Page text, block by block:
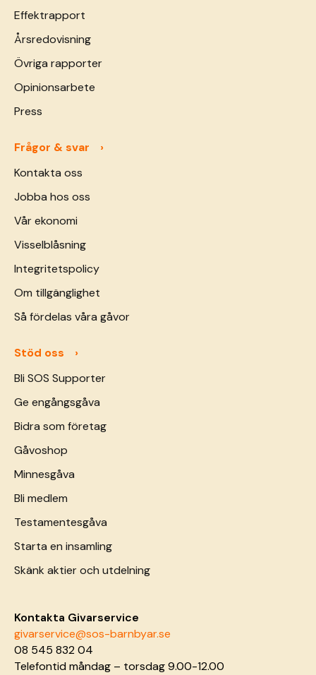
Effektrapport
Årsredovisning
Övriga rapporter
Opinionsarbete
Press
Frågor & svar
Kontakta oss
Jobba hos oss
Vår ekonomi
Visselblåsning
Integritetspolicy
Om tillgänglighet
Så fördelas våra gåvor
Stöd oss
Bli SOS Supporter
Ge engångsgåva
Bidra som företag
Gåvoshop
Minnesgåva
Bli medlem
Testamentesgåva
Starta en insamling
Skänk aktier och utdelning
Kontakta Givarservice
givarservice@sos-barnbyar.se
08 545 832 04
Telefontid måndag – torsdag 9.00-12.00